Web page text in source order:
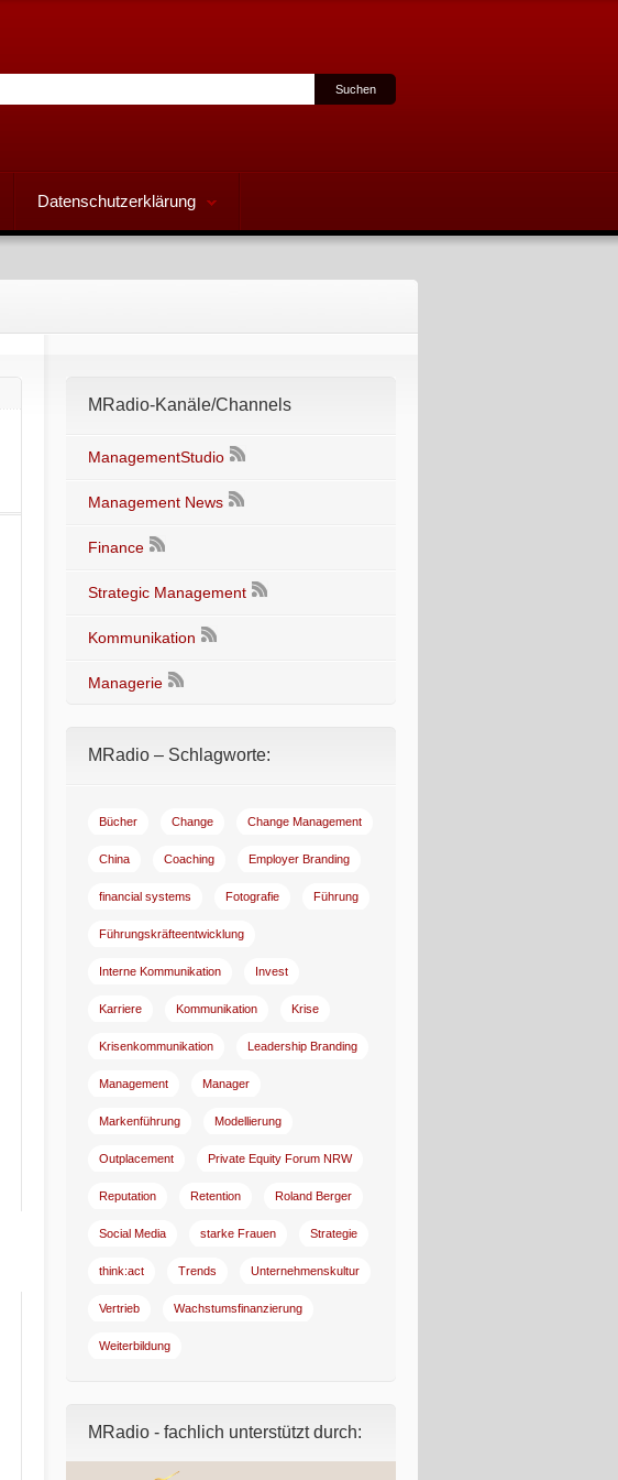
Datenschutzerklärung
MRadio-Kanäle/Channels
ManagementStudio
Management News
Finance
Strategic Management
Kommunikation
Managerie
MRadio – Schlagworte:
Bücher Change Change Management
China Coaching Employer Branding
financial systems Fotografie Führung
Führungskräfteentwicklung
Interne Kommunikation Invest
Karriere Kommunikation Krise
Krisenkommunikation Leadership Branding
Management Manager
Markenführung Modellierung
Outplacement Private Equity Forum NRW
Reputation Retention Roland Berger
Social Media starke Frauen Strategie
think:act Trends Unternehmenskultur
Vertrieb Wachstumsfinanzierung
Weiterbildung
MRadio - fachlich unterstützt durch: